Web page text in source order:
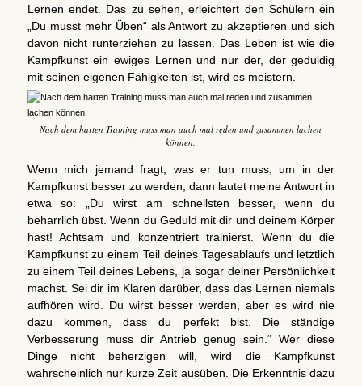
Lernen endet. Das zu sehen, erleichtert den Schülern ein
„Du musst mehr Üben“ als Antwort zu akzeptieren und sich
davon nicht runterziehen zu lassen. Das Leben ist wie die
Kampfkunst ein ewiges Lernen und nur der, der geduldig
mit seinen eigenen Fähigkeiten ist, wird es meistern.
Nach dem harten Training muss man auch mal reden und zusammen lachen
können.
Wenn mich jemand fragt, was er tun muss, um in der
Kampfkunst besser zu werden, dann lautet meine Antwort in
etwa so: „Du wirst am schnellsten besser, wenn du
beharrlich übst. Wenn du Geduld mit dir und deinem Körper
hast! Achtsam und konzentriert trainierst. Wenn du die
Kampfkunst zu einem Teil deines Tagesablaufs und letztlich
zu einem Teil deines Lebens, ja sogar deiner Persönlichkeit
machst. Sei dir im Klaren darüber, dass das Lernen niemals
aufhören wird. Du wirst besser werden, aber es wird nie
dazu kommen, dass du perfekt bist. Die ständige
Verbesserung muss dir Antrieb genug sein.“ Wer diese
Dinge nicht beherzigen will, wird die Kampfkunst
wahrscheinlich nur kurze Zeit ausüben. Die Erkenntnis dazu